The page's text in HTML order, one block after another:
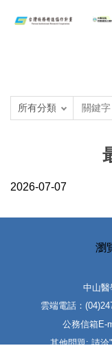
2026-07-07
中山醫
雲端電話：
公務信箱E-
其他問題: 請洽"